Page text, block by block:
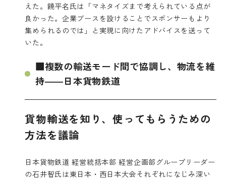
えた。饒平名氏は「マネタイズまで考えられている点が
良かった。企業ブースを設けることでスポンサーもより
集められるのでは」と実現に向けたアドバイスを送って
いた。
■複数の輸送モード間で協調し、物流を維
持――日本貨物鉄道
貨物輸送を知り、使ってもらうための
方法を議論
日本貨物鉄道 経営統括本部 経営企画部グループリーダー
の石井智氏は東日本・西日本大会それぞれになじみ深い